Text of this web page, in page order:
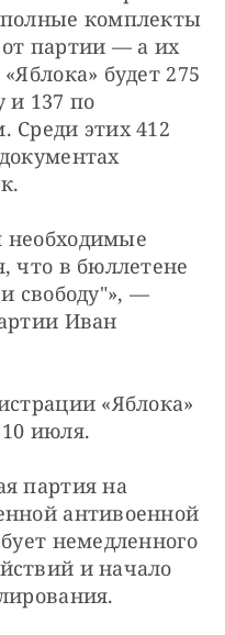
комплекты
партии — а их
будет 275
и 137 по
Среди этих 412
необходимые
что в бюллетене
свободу"», —
Иван
«Яблока»
июля.
партия на
антивоенной
немедленного
и начало